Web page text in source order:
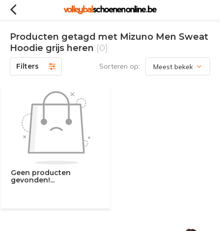
Producten getagd met Mizuno Men Sweat
Hoodie grijs heren (0)
Filters Sorteren op:
Geen producten
gevonden!...